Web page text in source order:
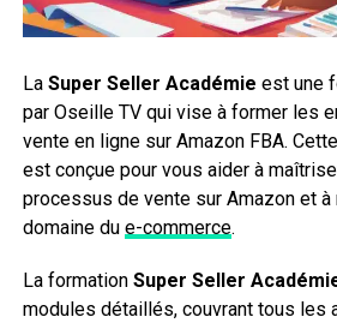
La Super Seller Académie est une
par Oseille TV qui vise à former les
vente en ligne sur Amazon FBA.
est conçue pour vous aider à
processus de vente sur Amazon et
domaine du e-commerce.
La formation Super Seller
modules détaillés, couvrant tous les